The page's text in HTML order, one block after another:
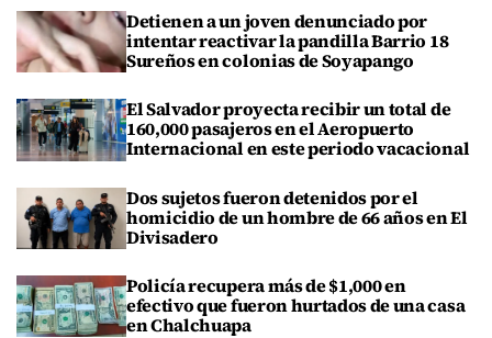
Detienen a un joven denunciado por
intentar reactivar la pandilla Barrio 18
Sureños en colonias de Soyapango
El Salvador proyecta recibir un total de
160,000 pasajeros en el Aeropuerto
Internacional en este periodo vacacional
Dos sujetos fueron detenidos por el
homicidio de un hombre de 66 años en El
Divisadero
Policía recupera más de $1,000 en
efectivo que fueron hurtados de una casa
en Chalchuapa